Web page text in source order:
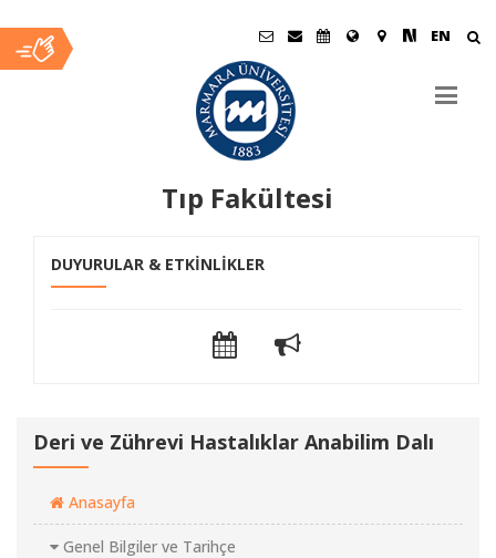
EN
Tıp Fakültesi
Ana
İçerik
DUYURULAR & ETKİNLİKLER
Deri ve Zührevi Hastalıklar Anabilim Dalı
Anasayfa
Genel Bilgiler ve Tarihçe